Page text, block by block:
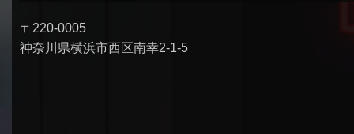
〒220-0005
神奈川県横浜市西区南幸2-1-5